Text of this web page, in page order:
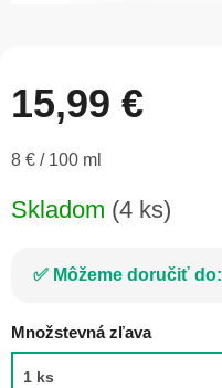
15,99 €
Jednotková
8 € / 100 ml
Skladom (4 ks)
Môžeme doručiť do:
Množstevná zľava
1 ks